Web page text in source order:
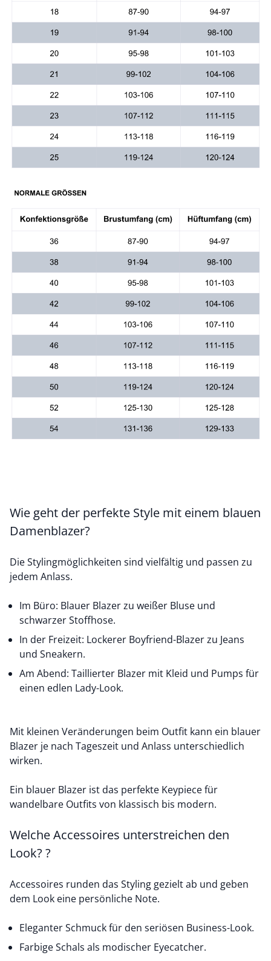
Wie geht der perfekte Style mit einem blauen
Damenblazer?
Die Stylingmöglichkeiten sind vielfältig und passen zu
jedem Anlass.
Im Büro: Blauer Blazer zu weißer Bluse und
schwarzer Stoffhose.
In der Freizeit: Lockerer Boyfriend-Blazer zu Jeans
und Sneakern.
Am Abend: Taillierter Blazer mit Kleid und Pumps für
einen edlen Lady-Look.
Mit kleinen Veränderungen beim Outfit kann ein blauer
Blazer je nach Tageszeit und Anlass unterschiedlich
wirken.
Ein blauer Blazer ist das perfekte Keypiece für
wandelbare Outfits von klassisch bis modern.
Welche Accessoires unterstreichen den
Look? ?
Accessoires runden das Styling gezielt ab und geben
dem Look eine persönliche Note.
Eleganter Schmuck für den seriösen Business-Look.
Farbige Schals als modischer Eyecatcher.